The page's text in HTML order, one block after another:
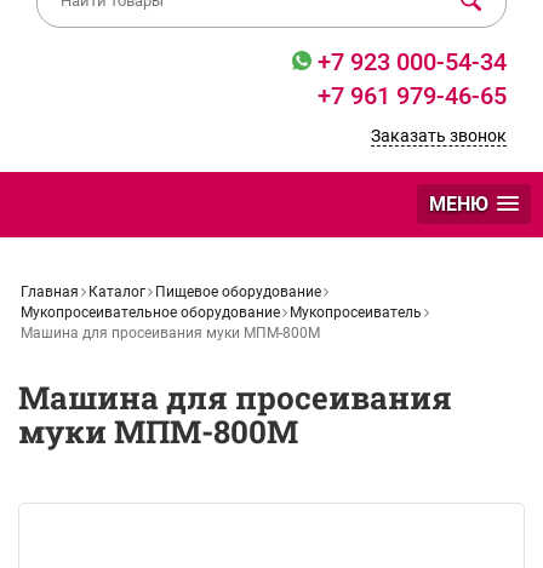
+7 923 000-54-34
+7 961 979-46-65
Заказать звонок
МЕНЮ
Главная Каталог
Пищевое оборудование
Мукопросеивательное оборудование
Мукопросеиватель
Машина для просеивания муки МПМ-800М
Машина для просеивания
муки МПМ-800М